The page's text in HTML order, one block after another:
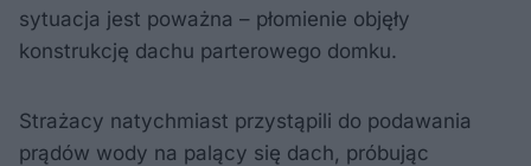
sytuacja jest poważna – płomienie objęły
konstrukcję dachu parterowego domku.
Strażacy natychmiast przystąpili do podawania
prądów wody na palący się dach, próbując